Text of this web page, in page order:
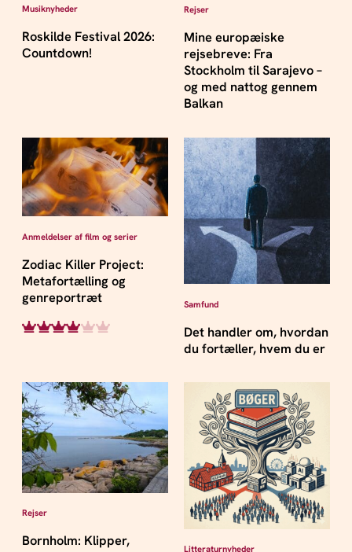
Musiknyheder
Roskilde Festival 2026:
Countdown!
Rejser
Mine europæiske
rejsebreve: Fra
Stockholm til Sarajevo –
og med nattog gennem
Balkan
Anmeldelser af film og serier
Zodiac Killer Project:
Metafortælling og
genreportræt
Samfund
Det handler om, hvordan
du fortæller, hvem du er
Rejser
Bornholm: Klipper,
Litteraturnyheder